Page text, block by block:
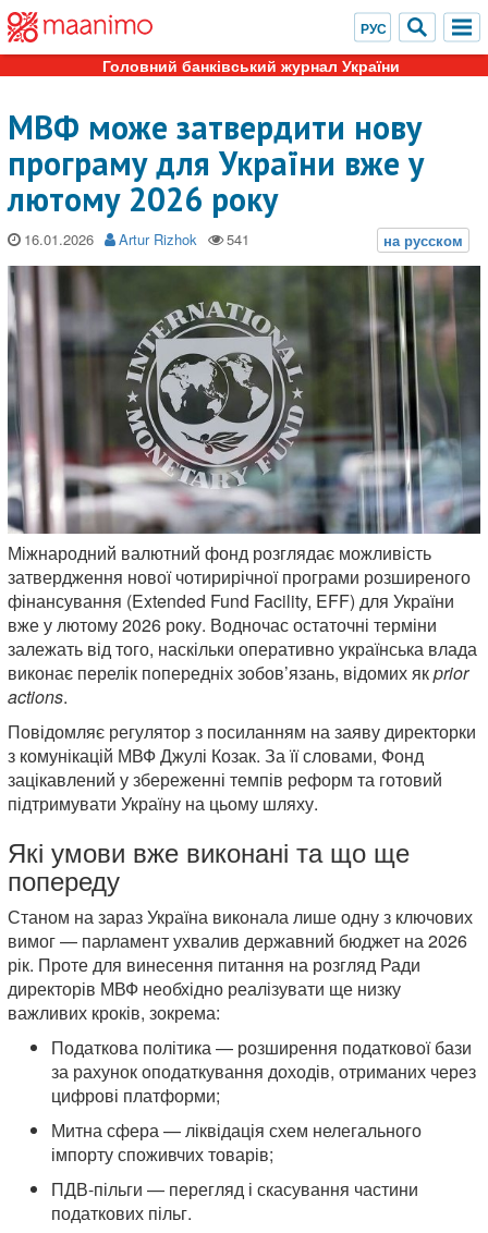
Головний банківський журнал України
МВФ може затвердити нову
програму для України вже у
лютому 2026 року
16.01.2026 Artur Rizhok
Міжнародний валютний фонд розглядає можливість
затвердження нової чотирирічної програми розширеного
фінансування (Extended Fund Facility, EFF) для України
вже у лютому 2026 року. Водночас остаточні терміни
залежать від того, наскільки оперативно українська влада
виконає перелік попередніх зобов’язань, відомих якprior
actions.
Повідомляє регулятор з посиланням на заяву директорки
з комунікацій МВФ Джулі Козак. За її словами, Фонд
зацікавлений у збереженні темпів реформ та готовий
підтримувати Україну на цьому шляху.
Які умови вже виконані та що ще
попереду
Станом на зараз Україна виконала лише одну з ключових
вимог — парламент ухвалив державний бюджет на 2026
рік. Проте для винесення питання на розгляд Ради
директорів МВФ необхідно реалізувати ще низку
важливих кроків, зокрема:
Податкова політика — розширення податкової бази
за рахунок оподаткування доходів, отриманих через
цифрові платформи;
Митна сфера — ліквідація схем нелегального
імпорту споживчих товарів;
ПДВ-пільги — перегляд і скасування частини
податкових пільг.